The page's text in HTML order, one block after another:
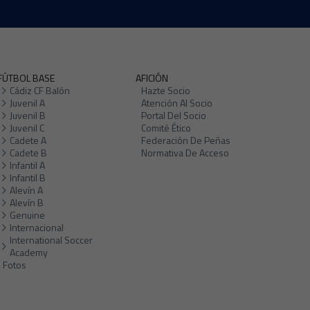
BASE
Cádiz CF Balón
Juvenil A
Juvenil B
Juvenil C
Cadete A
Cadete B
Infantil A
Infantil B
Alevín A
Alevín B
Genuine
Internacional
International Soccer
Academy
Fotos
AFICIÓN
Hazte Socio
Atención Al Socio
Portal Del Socio
Comité Ético
Federación De Peñas
Normativa De Acceso